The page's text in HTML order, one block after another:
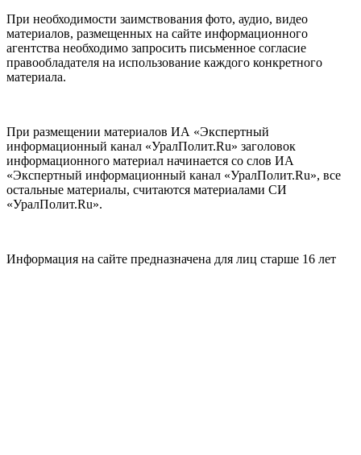
При необходимости заимствования фото, аудио, видео
материалов, размещенных на сайте информационного
агентства необходимо запросить письменное согласие
правообладателя на использование каждого конкретного
материала.
При размещении материалов ИА «Экспертный
информационный канал «УралПолит.Ru» заголовок
информационного материал начинается со слов ИА
«Экспертный информационный канал «УралПолит.Ru», все
остальные материалы, считаются материалами СИ
«УралПолит.Ru».
Информация на сайте предназначена для лиц старше 16 лет